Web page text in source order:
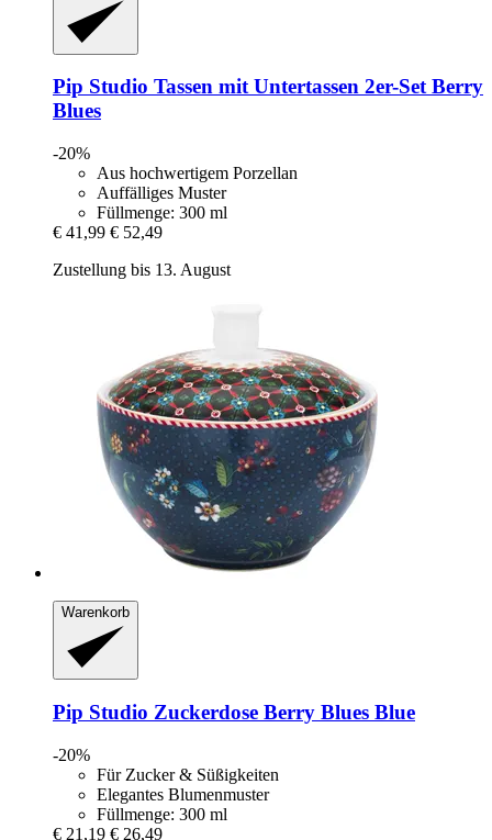
Pip Studio Tassen mit Untertassen 2er-​Set Berry
Blues
-20%
Aus hochwertigem Porzellan
Auffälliges Muster
Füllmenge: 300 ml
€ 41,99 € 52,49
Zustellung bis 13. August
Warenkorb
Pip Studio Zuckerdose Berry Blues Blue
-20%
Für Zucker & Süßigkeiten
Elegantes Blumenmuster
Füllmenge: 300 ml
€ 21,19 € 26,49